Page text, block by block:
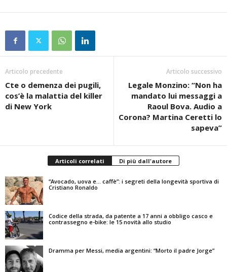
Articolo precedente
Cte o demenza dei pugili,
cos’è la malattia del killer
di New York
Articolo successivo
Legale Monzino: “Non ha
mandato lui messaggi a
Raoul Bova. Audio a
Corona? Martina Ceretti lo
sapeva”
Articoli correlati Di più dall'autore
“Avocado, uova e… caffè”: i segreti della longevità sportiva di
Cristiano Ronaldo
Codice della strada, da patente a 17 anni a obbligo casco e
contrassegno e-bike: le 15 novità allo studio
Dramma per Messi, media argentini: “Morto il padre Jorge”